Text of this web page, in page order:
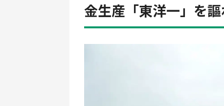
金生産「東洋一」を